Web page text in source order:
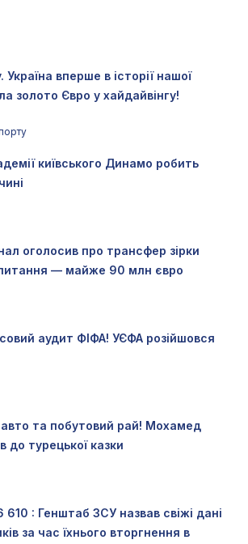
вперше в історії нашої
золото Євро у хайдайвінгу!
київського Динамо робить
оголосив про трансфер зірки
— майже 90 млн євро
аудит ФІФА! УЄФА розійшовся
авто та побутовий рай! Мохамед
до турецької казки
610 : Генштаб ЗСУ назвав свіжі дані
за час їхнього вторгнення в